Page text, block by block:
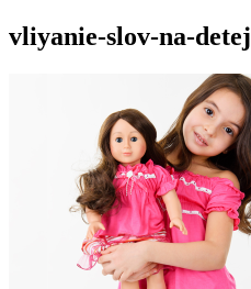
vliyanie-slov-na-detej